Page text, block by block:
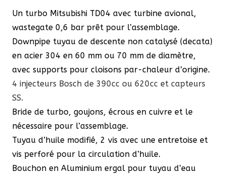
Un turbo Mitsubishi TD04 avec turbine avional,
wastegate 0,6 bar prêt pour l’assemblage.
Downpipe tuyau de descente non catalysé (decata)
en acier 304 en 60 mm ou 70 mm de diamètre,
avec supports pour cloisons par-chaleur d’origine.
4 injecteurs Bosch de 390cc ou 620cc et capteurs
SS.
Bride de turbo, goujons, écrous en cuivre et le
nécessaire pour l’assemblage.
Tuyau d’huile modifié, 2 vis avec une entretoise et
vis perforé pour la circulation d’huile.
Bouchon en Aluminium ergal pour tuyau d’eau